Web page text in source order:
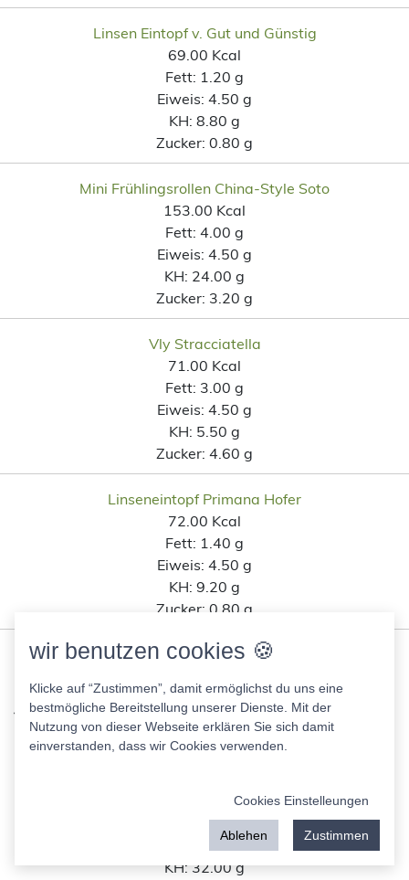
Linsen Eintopf v. Gut und Günstig
69.00 Kcal
Fett: 1.20 g
Eiweis: 4.50 g
KH: 8.80 g
Zucker: 0.80 g
Mini Frühlingsrollen China-Style Soto
153.00 Kcal
Fett: 4.00 g
Eiweis: 4.50 g
KH: 24.00 g
Zucker: 3.20 g
Vly Stracciatella
71.00 Kcal
Fett: 3.00 g
Eiweis: 4.50 g
KH: 5.50 g
Zucker: 4.60 g
Linseneintopf Primana Hofer
72.00 Kcal
Fett: 1.40 g
Eiweis: 4.50 g
KH: 9.20 g
Zucker: 0.80 g
Ähnliche Lebensmittel wie 4korn
jurgurt mild Apfel-Banane ( gutes
land) nach Kohlenhydratanteil
166.00 Kcal
1.50 g
4.50 g
KH:32.00 g
wir benutzen cookies 🍪
Klicke auf “Zustimmen”, damit ermöglichst du uns eine
bestmögliche Bereitstellung unserer Dienste. Mit der
Nutzung von dieser Webseite erklären Sie sich damit
einverstanden, dass wir Cookies verwenden.
Cookies Einstelleungen
Ablehen Zustimmen